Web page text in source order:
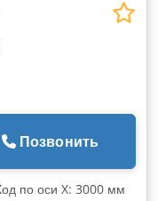
Позвонить
по оси X: 3000 мм